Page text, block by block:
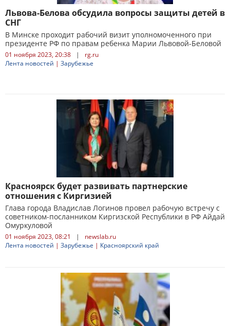
Львова-Белова обсудила вопросы защиты детей в
СНГ
В Минске проходит рабочий визит уполномоченного при
президенте РФ по правам ребенка Марии Львовой-Беловой
01 ноября 2023, 20:38 |
rg.ru
Лента новостей | Зарубежье
Красноярск будет развивать партнерские
отношения с Киргизией
Глава города Владислав Логинов провел рабочую встречу с
советником-посланником Киргизской Республики в РФ Айдай
Омуркуловой
01 ноября 2023, 08:21 |
newslab.ru
Лента новостей | Зарубежье | Красноярский край